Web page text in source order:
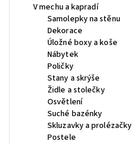
V mechu a kapradí
Samolepky na stěnu
Dekorace
Úložné boxy a koše
Nábytek
Poličky
Stany a skrýše
Židle a stolečky
Osvětlení
Suché bazénky
Skluzavky a prolézačky
Postele